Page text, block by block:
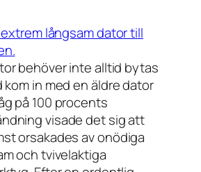
långsam dator till
behöver inte alltid bytas
kom in med en äldre dator
på 100 procents
visade det sig att
orsakades av onödiga
och tvivelaktiga